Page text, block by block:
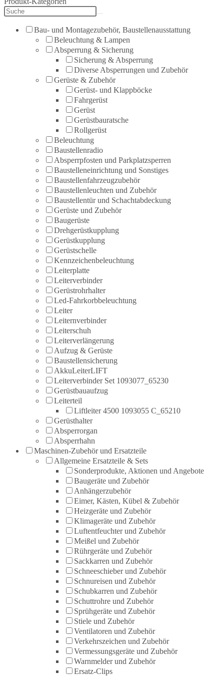
Bau- und Montagezubehör, Baustellenausstattung
Beleuchtung & Lampen
Absperrung & Sicherung
Sicherung & Absperrung
Diverse Absperrungen und Zubehör
Gerüste & Zubehör
Gerüst- und Klappböcke
Fahrgerüst
Gerüst
Gerüstbauratsche
Rollgerüst
Beleuchtung
Baustellenradio
Absperrpfosten und Parkplatzsperren
Baustelleneinrichtung und Sonstiges
Baustellenfahrzeugzubehör
Baustellenleuchten und Zubehör
Baustellentür und Schachtabdeckung
Gerüste und Zubehör
Baugerüste
Drehgerüstkupplung
Gerüstkupplung
Gerüstschelle
Kennzeichenbeleuchtung
Leiterplatte
Leiterverbinder
Gerüstrohrhalter
Led-Fahrkorbbeleuchtung
Leiter
Leiternverbinder
Leiterschuh
Leiterverlängerung
Aufzug & Gerüste
Baustellensicherung
AkkuLeiterLIFT
Leiterverbinder Set 1093077_65230
Gerüstbauaufzug
Leiterteil
Liftleiter 4500 1093055 C_65210
Gerüsthalter
Absperrorgan
Absperrhahn
Maschinen-Zubehör und Ersatzteile
Allgemeine Ersatzteile & Sets
Sonderprodukte, Aktionen und Angebote
Baugeräte und Zubehör
Anhängerzubehör
Eimer, Kästen, Kübel & Zubehör
Heizgeräte und Zubehör
Klimageräte und Zubehör
Luftentfeuchter und Zubehör
Meißel und Zubehör
Rührgeräte und Zubehör
Sackkarren und Zubehör
Schneeschieber und Zubehör
Schnureisen und Zubehör
Schubkarren und Zubehör
Schuttrohre und Zubehör
Sprühgeräte und Zubehör
Stiele und Zubehör
Ventilatoren und Zubehör
Verkehrszeichen und Zubehör
Vermessungsgeräte und Zubehör
Warnmelder und Zubehör
Ersatz-Clips